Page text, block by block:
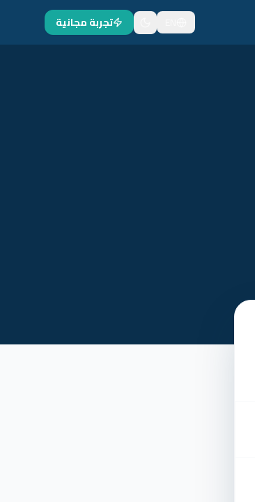
تجربة مجانية